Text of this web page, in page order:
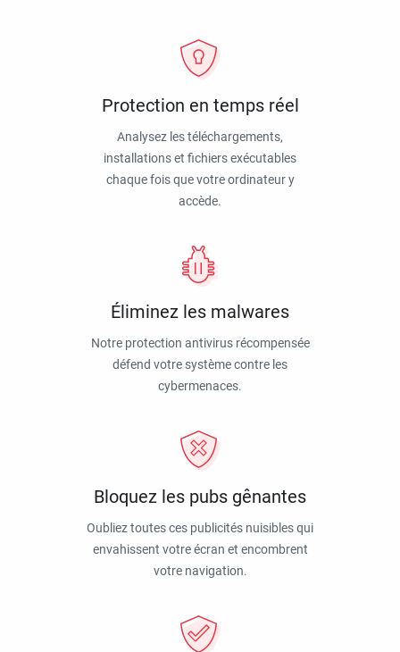
Protection en temps réel
Analysez les téléchargements,
installations et fichiers exécutables
chaque fois que votre ordinateur y
accède.
Éliminez les malwares
Notre protection antivirus récompensée
défend votre système contre les
cybermenaces.
Bloquez les pubs gênantes
Oubliez toutes ces publicités nuisibles qui
envahissent votre écran et encombrent
votre navigation.